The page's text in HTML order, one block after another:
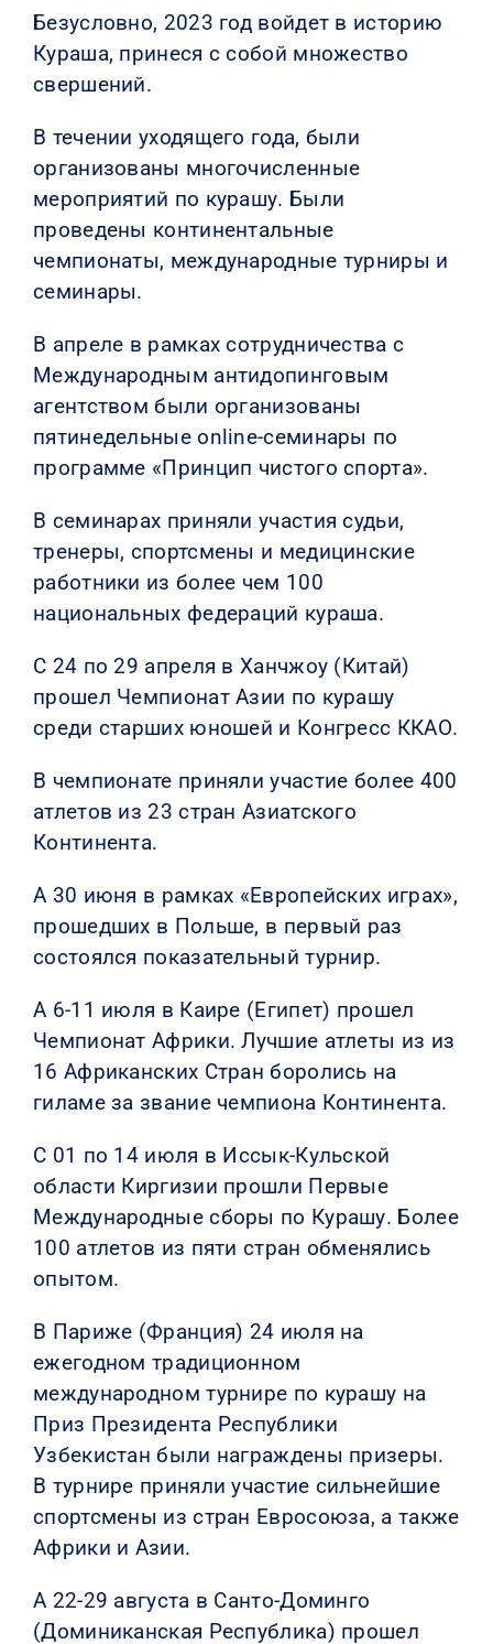
Безусловно, 2023 год войдет в историю
Кураша, принеся с собой множество
свершений.
В течении уходящего года, были
организованы многочисленные
мероприятий по курашу. Были
проведены континентальные
чемпионаты, международные турниры и
семинары.
В апреле в рамках сотрудничества с
Международным антидопинговым
агентством были организованы
пятинедельные online-семинары по
программе «Принцип чистого спорта».
В семинарах приняли участия судьи,
тренеры, спортсмены и медицинские
работники из более чем 100
национальных федераций кураша.
С 24 по 29 апреля в Ханчжоу (Китай)
прошел Чемпионат Азии по курашу
среди старших юношей и Конгресс ККАО.
В чемпионате приняли участие более 400
атлетов из 23 стран Азиатского
Континента.
А 30 июня в рамках «Европейских играх»,
прошедших в Польше, в первый раз
состоялся показательный турнир.
А 6-11 июля в Каире (Египет) прошел
Чемпионат Африки. Лучшие атлеты из из
16 Африканских Стран боролись на
гиламе за звание чемпиона Континента.
С 01 по 14 июля в Иссык-Кульской
области Киргизии прошли Первые
Международные сборы по Курашу. Более
100 атлетов из пяти стран обменялись
опытом.
В Париже (Франция) 24 июля на
ежегодном традиционном
международном турнире по курашу на
Приз Президента Республики
Узбекистан были награждены призеры.
В турнире приняли участие сильнейшие
спортсмены из стран Евросоюза, а также
Африки и Азии.
А 22-29 августа в Санто-Доминго
(Доминиканская Республика) прошел